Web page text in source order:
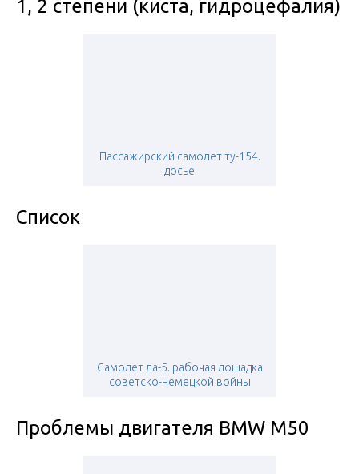
1, 2 степени (киста, гидроцефалия)
Пассажирский самолет ту-154.
досье
Список
Самолет ла-5. рабочая лошадка
советско-немецкой войны
Проблемы двигателя BMW M50